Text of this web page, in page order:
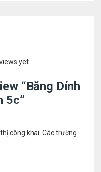
yet.
“Băng Dính
5c”
công khai. Các trường